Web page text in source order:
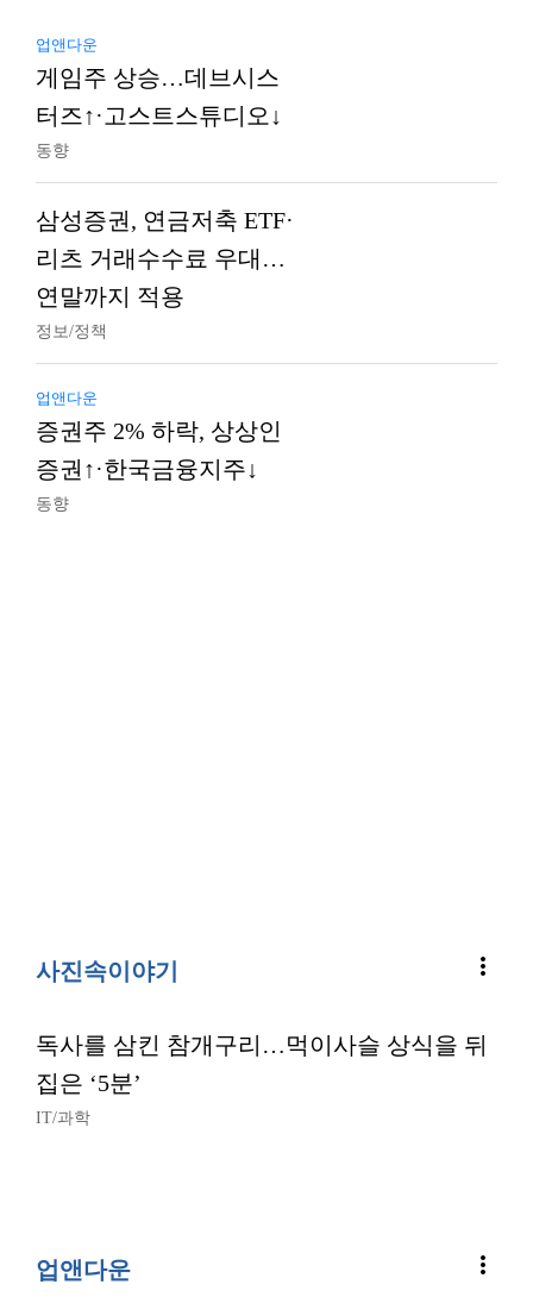
업앤다운
게임주 상승…데브시스
터즈↑·고스트스튜디오↓
동향
삼성증권, 연금저축 ETF·
리츠 거래수수료 우대…
연말까지 적용
정보/정책
업앤다운
증권주 2% 하락, 상상인
증권↑·한국금융지주↓
동향
사진속이야기 more_vert
독사를 삼킨 참개구리…먹이사슬 상식을 뒤
집은 ‘5분’
IT/과학
업앤다운 more_vert